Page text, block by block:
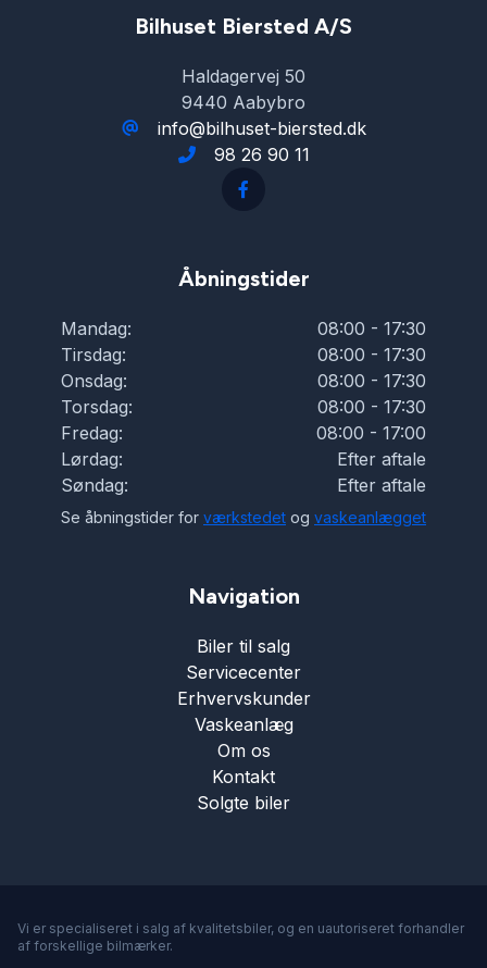
Bilhuset Biersted A/S
Haldagervej 50
9440 Aabybro
info@bilhuset-biersted.dk
98 26 90 11
Åbningstider
Mandag:
08:00 - 17:30
Tirsdag:
08:00 - 17:30
Onsdag:
08:00 - 17:30
Torsdag:
08:00 - 17:30
Fredag:
08:00 - 17:00
Lørdag:
Efter aftale
Søndag:
Efter aftale
Se åbningstider for værkstedet og vaskeanlægget
Navigation
Biler til salg
Servicecenter
Erhvervskunder
Vaskeanlæg
Om os
Kontakt
Solgte biler
Vi er specialiseret i salg af kvalitetsbiler, og en uautoriseret forhandler
af forskellige bilmærker.